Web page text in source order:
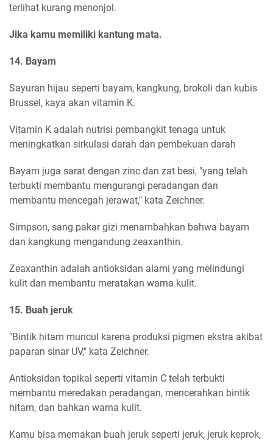
terlihat kurang menonjol.
Jika kamu memiliki kantung mata.
14. Bayam
Sayuran hijau seperti bayam, kangkung, brokoli dan kubis
Brussel, kaya akan vitamin K.
Vitamin K adalah nutrisi pembangkit tenaga untuk
meningkatkan sirkulasi darah dan pembekuan darah
Bayam juga sarat dengan zinc dan zat besi, "yang telah
terbukti membantu mengurangi peradangan dan
membantu mencegah jerawat," kata Zeichner.
Simpson, sang pakar gizi menambahkan bahwa bayam
dan kangkung mengandung zeaxanthin.
Zeaxanthin adalah antioksidan alami yang melindungi
kulit dan membantu meratakan warna kulit.
15. Buah jeruk
"Bintik hitam muncul karena produksi pigmen ekstra akibat
paparan sinar UV," kata Zeichner.
Antioksidan topikal seperti vitamin C telah terbukti
membantu meredakan peradangan, mencerahkan bintik
hitam, dan bahkan warna kulit.
Kamu bisa memakan buah jeruk seperti jeruk, jeruk keprok,